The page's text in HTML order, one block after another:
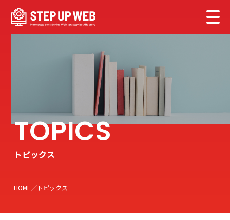
トピックス
HOME トピックス